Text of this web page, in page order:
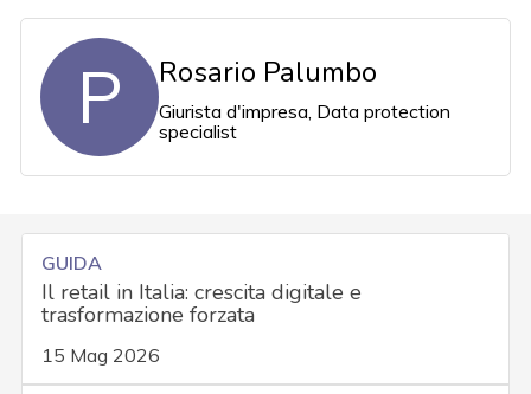
P Rosario Palumbo
Giurista d'impresa, Data protection
specialist
GUIDA
Il retail in Italia: crescita digitale e
trasformazione forzata
15 Mag 2026